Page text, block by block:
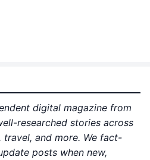
digital magazine from
researched stories across
and more. We fact-
posts when new,